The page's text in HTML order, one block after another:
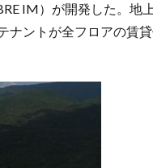
IM）が開発した。地
ナントが全フロアの賃